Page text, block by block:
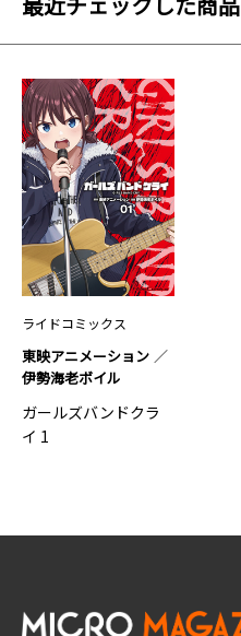
ライドコミックス
東映アニメーション
伊勢海老ボイル
ガールズバンドクラ
イ 1